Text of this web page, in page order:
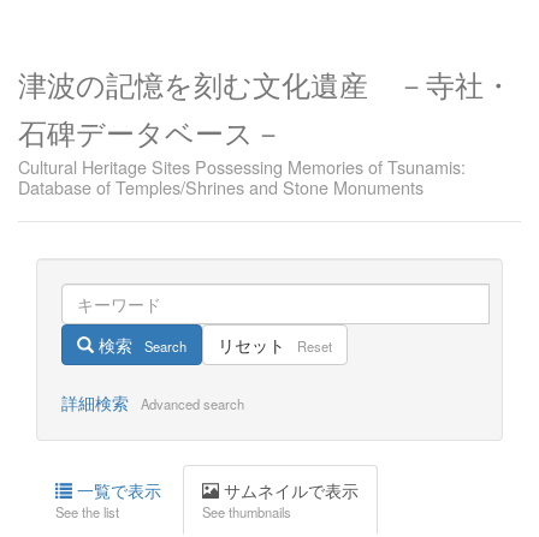
津波の記憶を刻む文化遺産 －寺社・
石碑データベース－
Cultural Heritage Sites Possessing Memories of Tsunamis:
Database of Temples/Shrines and Stone Monuments
検索 Search リセット Reset
詳細検索 Advanced search
一覧で表示
See the list
サムネイルで表示
See thumbnails